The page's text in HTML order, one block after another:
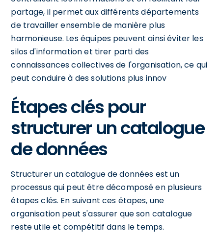
partage, il permet aux différents départements
de travailler ensemble de manière plus
harmonieuse. Les équipes peuvent ainsi éviter les
silos d'information et tirer parti des
connaissances collectives de l'organisation, ce qui
peut conduire à des solutions plus innov
Étapes clés pour
structurer un catalogue
de données
Structurer un catalogue de données est un
processus qui peut être décomposé en plusieurs
étapes clés. En suivant ces étapes, une
organisation peut s'assurer que son catalogue
reste utile et compétitif dans le temps.